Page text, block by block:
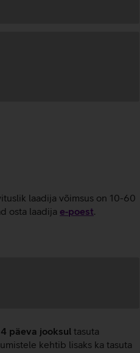
laadija võimsus on 10-60
osta laadija e‑poest.
päeva jooksul tasuta
kehtib lisaks ka tasuta